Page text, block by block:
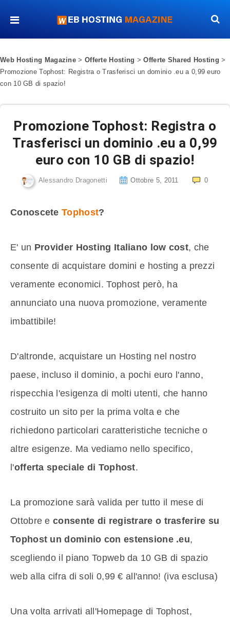
Web Hosting Magazine > Offerte Hosting >Offerte Shared Hosting >
Promozione Tophost: Registra o Trasferisci un dominio .eu a 0,99 euro
con 10 GB di spazio!
Promozione Tophost: Registra o
Trasferisci un dominio .eu a 0,99
euro con 10 GB di spazio!
Alessandro Dragonetti Ottobre 5, 2011 0
ConosceteTophost?
E' un Provider Hosting Italiano low cost, che
consente di acquistare domini e hosting a prezzi
veramente economici. Tophost però, ha
annunciato una nuova promozione, veramente
imbattibile!
D'altronde, acquistare un Hosting nel nostro
paese, incluso il dominio, a pochi euro l'anno,
rispecchia l'esigenza di molti utenti, che hanno
costruito un sito per la prima volta e che
richiedono particolari caratteristiche tecniche o
altre esigenze. Ma vediamo nello specifico,
l'offerta speciale di Tophost.
La promozione sarà valida per tutto il mese di
Ottobre econsente di registrare o trasferire su
Tophost un dominio con estensione .eu,
scegliendo il piano Topweb da 10 GB di spazio
web alla cifra di soli 0,99 € all'anno! (iva esclusa)
Una volta arrivati all'Homepage di Tophost,